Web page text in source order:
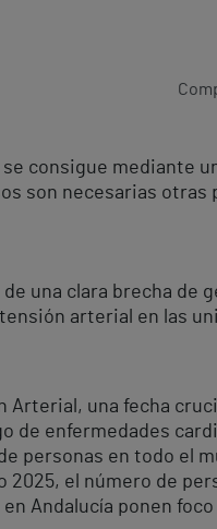
consigue mediante
son necesarias otras
una clara brecha de
arterial en las
Arterial, una fecha
enfermedades
personas en todo el
el número de
Andalucía ponen